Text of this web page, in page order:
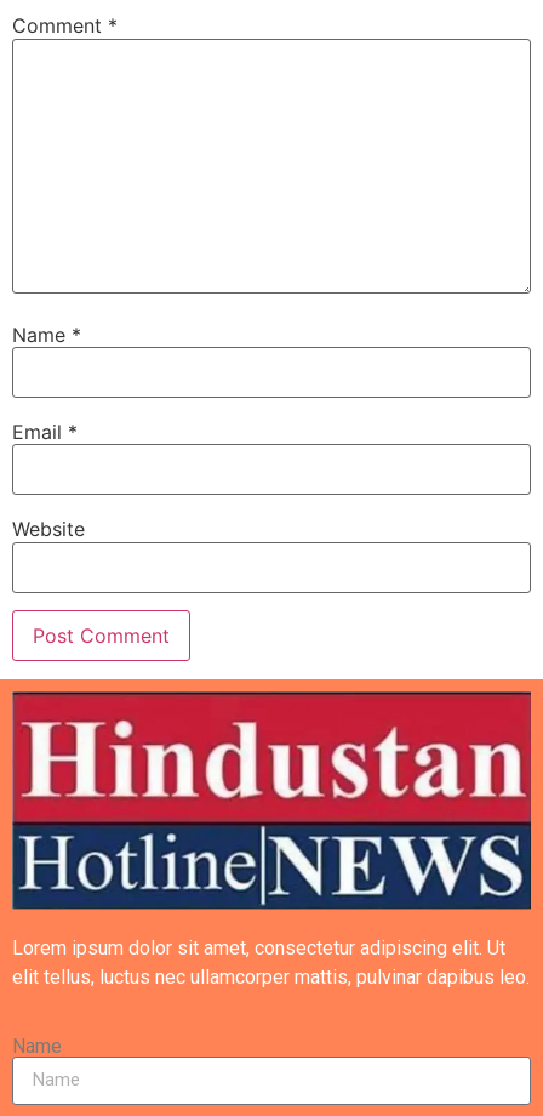
Comment *
Name *
Email *
Website
Lorem ipsum dolor sit amet, consectetur adipiscing elit. Ut
elit tellus, luctus nec ullamcorper mattis, pulvinar dapibus leo.
Name